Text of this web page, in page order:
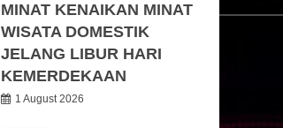
MINAT KENAIKAN MINAT
WISATA DOMESTIK
JELANG LIBUR HARI
KEMERDEKAAN
1 August 2026